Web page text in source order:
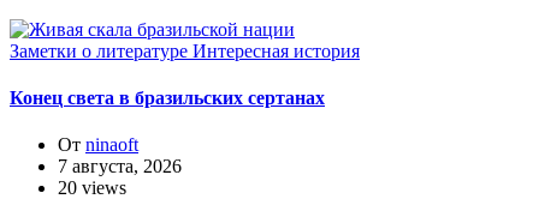
Заметки о литературе Интересная история
Конец света в бразильских сертанах
От ninaoft
7 августа, 2026
20 views